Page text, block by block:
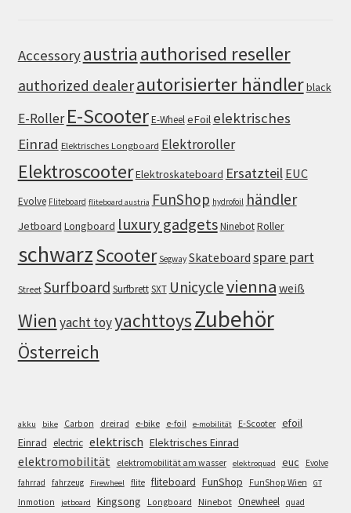
Accessoryaustria authorised reseller
authorized dealerautorisierter händlerblack
E-Roller E-ScooterE-WheeleFoil elektrisches
Einrad Elektrisches Longboard Elektroroller
ElektroscooterElektroskateboard Ersatzteil EUC
Evolve Fliteboard fliteboard austria FunShop hydrofoil händler
Jetboard Longboard luxury gadgetsNinebotRoller
schwarzScooter Segway Skateboard spare part
Street Surfboard SurfbrettSXT Unicyclevienna weiß
Wien yacht toyyachttoysZubehör
Österreich
akku bike Carbon dreirad e-bike e-foil e-mobilität E-Scooter efoil
Einrad electric elektrisch Elektrisches Einrad
elektromobilität elektromobilität am wasser elektroquad euc
Evolve
fahrrad
fahrzeug Firewheel flite fliteboard FunShop FunShop Wien GT
Inmotion jetboard Kingsong Longboard Ninebot Onewheel quad